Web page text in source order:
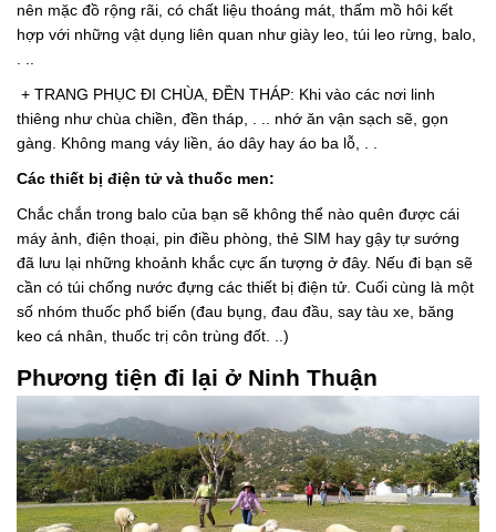
nên mặc đồ rộng rãi, có chất liệu thoáng mát, thấm mồ hôi kết
hợp với những vật dụng liên quan như giày leo, túi leo rừng, balo,
+ TRANG PHỤC ĐI CHÙA, ĐỀN THÁP: Khi vào các nơi linh
thiêng như chùa chiền, đền tháp, . .. nhớ ăn vận sạch sẽ, gọn
gàng. Không mang váy liền, áo dây hay áo ba lỗ, . .
Các thiết bị điện tử và thuốc men:
Chắc chắn trong balo của bạn sẽ không thể nào quên được cái
máy ảnh, điện thoại, pin điều phòng, thẻ SIM hay gậy tự sướng
đã lưu lại những khoảnh khắc cực ấn tượng ở đây. Nếu đi bạn sẽ
cần có túi chống nước đựng các thiết bị điện tử. Cuối cùng là một
số nhóm thuốc phổ biến (đau bụng, đau đầu, say tàu xe, băng
keo cá nhân, thuốc trị côn trùng đốt. ..)
Phương tiện đi lại ở Ninh Thuận